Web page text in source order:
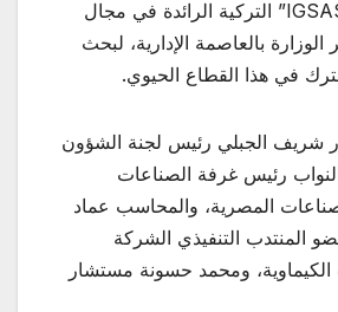
وفدا من شركة “IGSAS” التركية الرائدة في مجال
الوزارة بالعاصمة الإدارية، لبحث
في هذا القطاع الحيوي.
شريف الجبلي رئيس لجنة الشؤون
رئيس غرفة الصناعات
المصرية، والمحاسب عماد
المنتدب التنفيذي الشركة
الكيماوية، ومحمد حسونة مستشار